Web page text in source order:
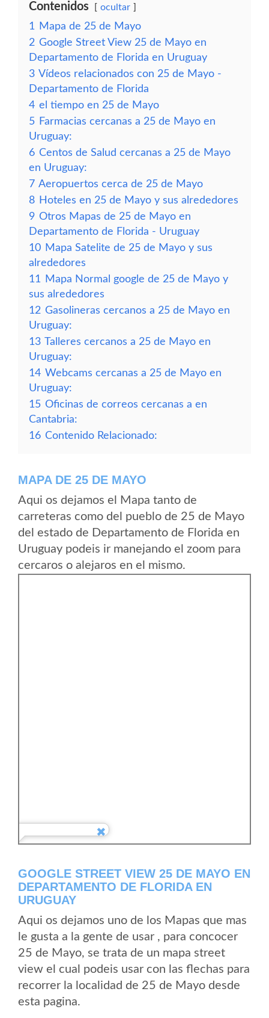
Contenidos ocultar
1
Mapa de 25 de Mayo
2 Google Street View 25 de Mayo en
Departamento de Florida en Uruguay
3 Vídeos relacionados con 25 de Mayo -
Departamento de Florida
4 el tiempo en 25 de Mayo
5 Farmacias cercanas a 25 de Mayo en
Uruguay:
6 Centos de Salud cercanas a 25 de Mayo
en Uruguay:
7 Aeropuertos cerca de 25 de Mayo
8 Hoteles en 25 de Mayo y sus alrededores
9 Otros Mapas de 25 de Mayo en
Departamento de Florida - Uruguay
10 Mapa Satelite de 25 de Mayo y sus
alrededores
11
Mapa Normal google de 25 de Mayo y
sus alrededores
12 Gasolineras cercanos a 25 de Mayo en
Uruguay:
13 Talleres cercanos a 25 de Mayo en
Uruguay:
14 Webcams cercanas a 25 de Mayo en
Uruguay:
15 Oficinas de correos cercanas a en
Cantabria:
16 Contenido Relacionado:
MAPA DE 25 DE MAYO
Aqui os dejamos el Mapa tanto de
carreteras como del pueblo de 25 de Mayo
del estado de Departamento de Florida en
Uruguay podeis ir manejando el zoom para
cercaros o alejaros en el mismo.
GOOGLE STREET VIEW 25 DE MAYO EN
DEPARTAMENTO DE FLORIDA EN
URUGUAY
Aqui os dejamos uno de los Mapas que mas
le gusta a la gente de usar , para concocer
25 de Mayo, se trata de un mapa street
view el cual podeis usar con las flechas para
recorrer la localidad de 25 de Mayo desde
esta pagina.